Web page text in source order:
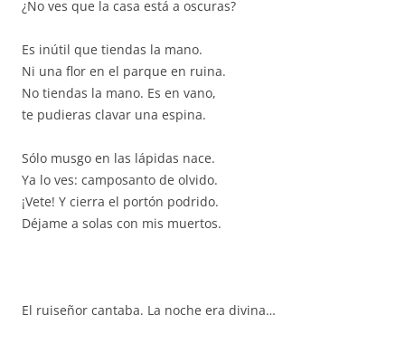
¿No ves que la casa está a oscuras?
Es inútil que tiendas la mano.
Ni una flor en el parque en ruina.
No tiendas la mano. Es en vano,
te pudieras clavar una espina.
Sólo musgo en las lápidas nace.
Ya lo ves: camposanto de olvido.
¡Vete! Y cierra el portón podrido.
Déjame a solas con mis muertos.
El ruiseñor cantaba. La noche era divina…